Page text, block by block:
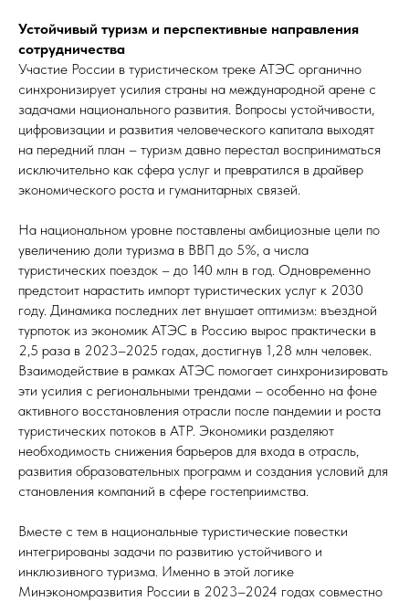
Устойчивый туризм и перспективные направления
сотрудничества
Участие России в туристическом треке АТЭС органично
синхронизирует усилия страны на международной арене с
задачами национального развития. Вопросы устойчивости,
цифровизации и развития человеческого капитала выходят
на передний план – туризм давно перестал восприниматься
исключительно как сфера услуг и превратился в драйвер
экономического роста и гуманитарных связей.
На национальном уровне поставлены амбициозные цели по
увеличению доли туризма в ВВП до 5%, а числа
туристических поездок – до 140 млн в год. Одновременно
предстоит нарастить импорт туристических услуг к 2030
году. Динамика последних лет внушает оптимизм: въездной
турпоток из экономик АТЭС в Россию вырос практически в
2,5 раза в 2023–2025 годах, достигнув 1,28 млн человек.
Взаимодействие в рамках АТЭС помогает синхронизировать
эти усилия с региональными трендами – особенно на фоне
активного восстановления отрасли после пандемии и роста
туристических потоков в АТР. Экономики разделяют
необходимость снижения барьеров для входа в отрасль,
развития образовательных программ и создания условий для
становления компаний в сфере гостеприимства.
Вместе с тем в национальные туристические повестки
интегрированы задачи по развитию устойчивого и
инклюзивного туризма. Именно в этой логике
Минэкономразвития России в 2023–2024 годах совместно